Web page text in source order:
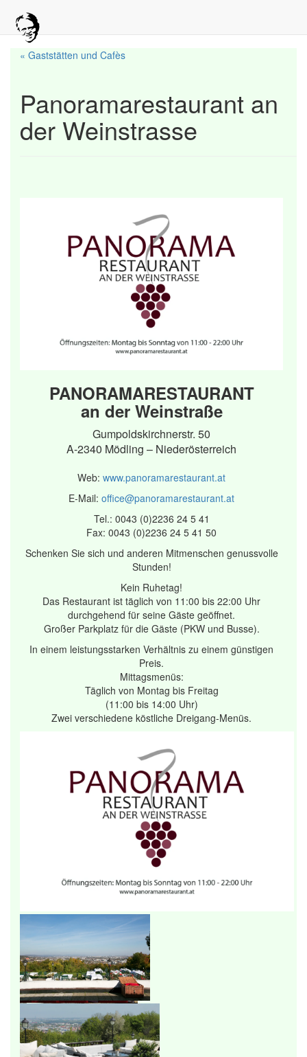
« Gaststätten und Cafès
Panoramarestaurant an
der Weinstrasse
PANORAMARESTAURANT
an der Weinstraße
Gumpoldskirchnerstr. 50
A-2340 Mödling – Niederösterreich
Web: www.panoramarestaurant.at
E-Mail: office@panoramarestaurant.at
Tel.: 0043 (0)2236 24 5 41
Fax: 0043 (0)2236 24 5 41 50
Schenken Sie sich und anderen Mitmenschen genussvolle
Stunden!
Kein Ruhetag!
Das Restaurant ist täglich von 11:00 bis 22:00 Uhr
durchgehend für seine Gäste geöffnet.
Großer Parkplatz für die Gäste (PKW und Busse).
In einem leistungsstarken Verhältnis zu einem günstigen
Preis.
Mittagsmenüs:
Täglich von Montag bis Freitag
(11:00 bis 14:00 Uhr)
Zwei verschiedene köstliche Dreigang-Menüs.